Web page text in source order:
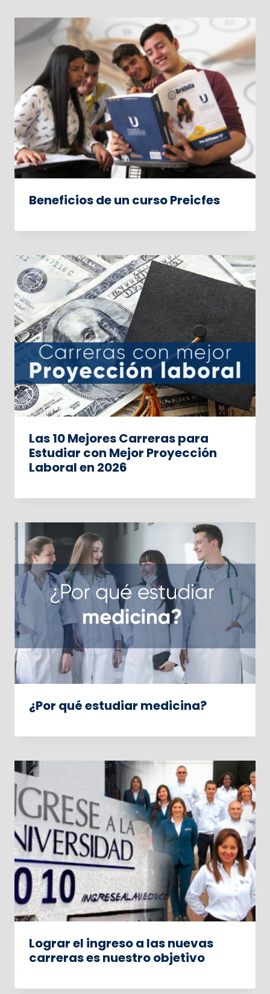
Beneficios de un curso Preicfes
Las 10 Mejores Carreras para
Estudiar con Mejor Proyección
Laboral en 2026
¿Por qué estudiar medicina?
Lograr el ingreso a las nuevas
carreras es nuestro objetivo